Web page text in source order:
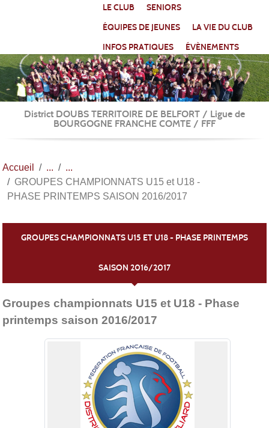
LE CLUB
SENIORS
ÉQUIPES DE JEUNES
LA VIE DU CLUB
INFOS PRATIQUES
ÉVÈNEMENTS
District DOUBS TERRITOIRE DE BELFORT / Ligue de
BOURGOGNE FRANCHE COMTE / FFF
Accueil
GROUPES CHAMPIONNATS U15 et U18 -
PHASE PRINTEMPS SAISON 2016/2017
GROUPES CHAMPIONNATS U15 ET U18 - PHASE PRINTEMPS
SAISON 2016/2017
Groupes championnats U15 et U18 - Phase
printemps saison 2016/2017
Panneau de gestion des cookies